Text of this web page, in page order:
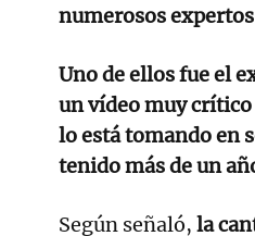
numerosos
Uno de ellos fue el
un vídeo muy
lo está tomando en
tenido más de un
Según señaló, la